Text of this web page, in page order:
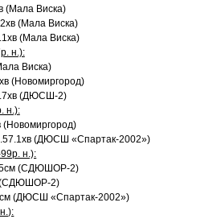
Виска)
(Мала Виска)
(Мала Виска)
н.):
Виска)
(Новомиргород)
(ДЮСШ-2)
н.):
(ДЮСШ «Спартак-2002»)
н.):
(СДЮШОР-2)
(СДЮШОР-2)
(ДЮСШ «Спартак-2002»)